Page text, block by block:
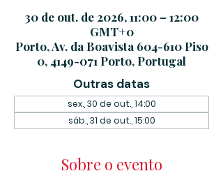
30 de out. de 2026, 11:00 – 12:00
GMT+0
Porto, Av. da Boavista 604-610 Piso
0, 4149-071 Porto, Portugal
Outras datas
sex., 30 de out., 14:00
sáb., 31 de out., 15:00
Sobre o evento